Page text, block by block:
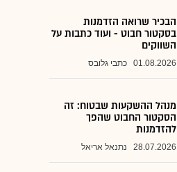
הבכיר שרואה הזדמנות
בסקטור חבוט - ועוד כתבות על
השווקים
01.08.2026 כתבי גלובס
מנהל ההשקעות שבטוח: זה
הסקטור החבוט שהפך
להזדמנות
28.07.2026 נתנאל אריאל